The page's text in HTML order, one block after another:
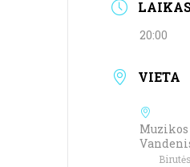
20:00
VIETA